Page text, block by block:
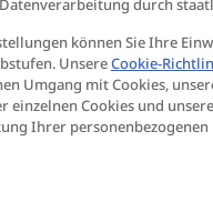
durch
können Sie Ihre
UnsereCookie-
Umgang mit Cookies,
einzelnen Cookies und unsere
Ihrer personenbezogenen